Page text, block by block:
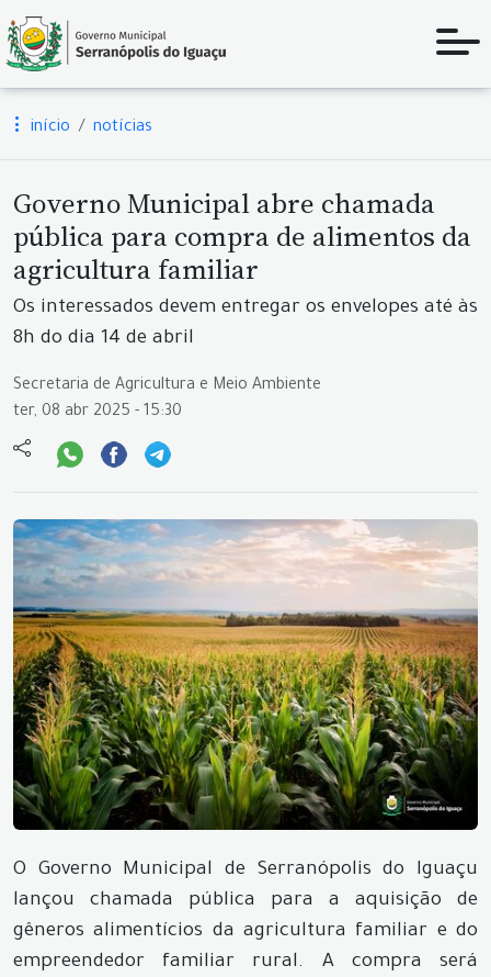
início notícias
Governo Municipal abre chamada
pública para compra de alimentos da
agricultura familiar
Os interessados devem entregar os envelopes até às
8h do dia 14 de abril
Secretaria de Agricultura e Meio Ambiente
ter, 08 abr 2025 - 15:30
O Governo Municipal de Serranópolis do Iguaçu
lançou chamada pública para a aquisição de
gêneros alimentícios da agricultura familiar e do
empreendedor familiar rural. A compra será